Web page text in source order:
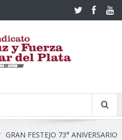
GRAN FESTEJO 73° ANIVERSARIO